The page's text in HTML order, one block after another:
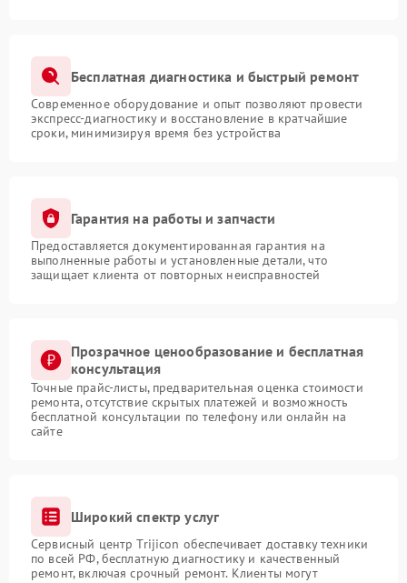
Бесплатная диагностика и быстрый ремонт
Современное оборудование и опыт позволяют провести
экспресс-диагностику и восстановление в кратчайшие
сроки, минимизируя время без устройства
Гарантия на работы и запчасти
Предоставляется документированная гарантия на
выполненные работы и установленные детали, что
защищает клиента от повторных неисправностей
Прозрачное ценообразование и бесплатная
консультация
Точные прайс-листы, предварительная оценка стоимости
ремонта, отсутствие скрытых платежей и возможность
бесплатной консультации по телефону или онлайн на
сайте
Широкий спектр услуг
Сервисный центр Trijicon обеспечивает доставку техники
по всей РФ, бесплатную диагностику и качественный
ремонт, включая срочный ремонт. Клиенты могут